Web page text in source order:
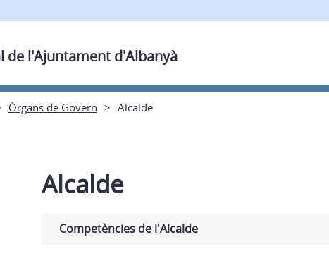
de l'Ajuntament d'Albanyà
Òrgans de Govern Alcalde
Alcalde
Competències de l'Alcalde